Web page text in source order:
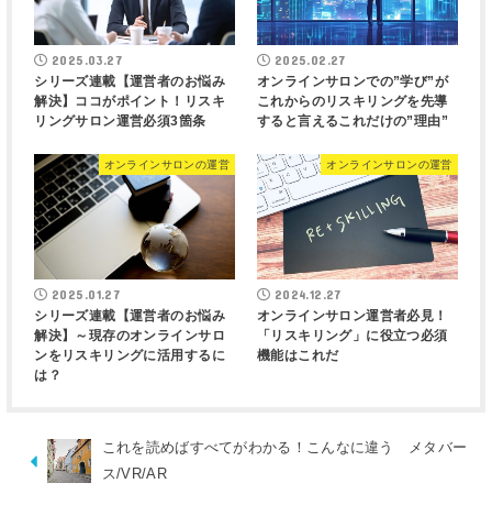
2025.03.27
シリーズ連載【運営者のお悩み
解決】ココがポイント！リスキ
リングサロン運営必須3箇条
2025.02.27
オンラインサロンでの”学び”が
これからのリスキリングを先導
すると言えるこれだけの”理由”
オンラインサロンの運営
2025.01.27
シリーズ連載【運営者のお悩み
解決】～現存のオンラインサロ
ンをリスキリングに活用するに
は？
オンラインサロンの運営
2024.12.27
オンラインサロン運営者必見！
「リスキリング」に役立つ必須
機能はこれだ
これを読めばすべてがわかる！こんなに違う メタバー
ス/VR/AR